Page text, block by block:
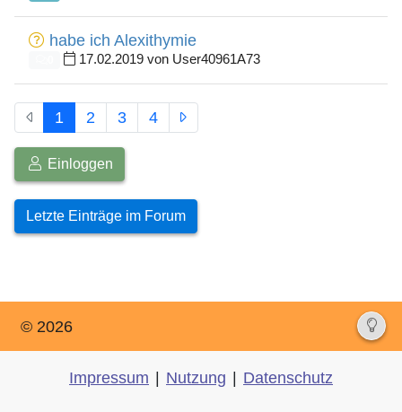
habe ich Alexithymie
17.02.2019 von User40961A73
1 2 3 4
Einloggen
Letzte Einträge im Forum
© 2026
Impressum Nutzung Datenschutz